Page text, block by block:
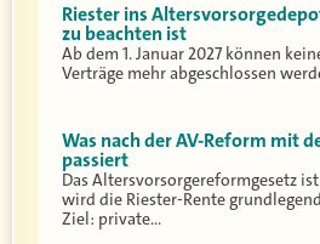
Riester ins
zu beachten ist
Ab dem 1. Januar 2027 können
Verträge mehr abgeschlossen
Was nach der AV-Reform mit
passiert
Das Altersvorsorgereformgesetz
wird die Riester-Rente
Ziel: private…